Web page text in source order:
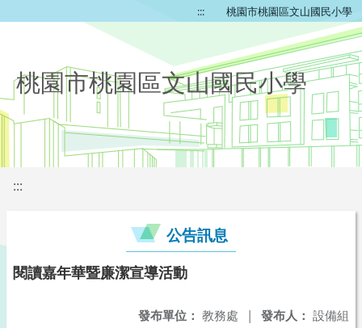
::: 桃園市桃園區文山國民小學
桃園市桃園區文山國民小學
:::
公告訊息
閱讀嘉年華暨廉潔宣導活動
發布人： 設備組
發布單位： 教務處 |